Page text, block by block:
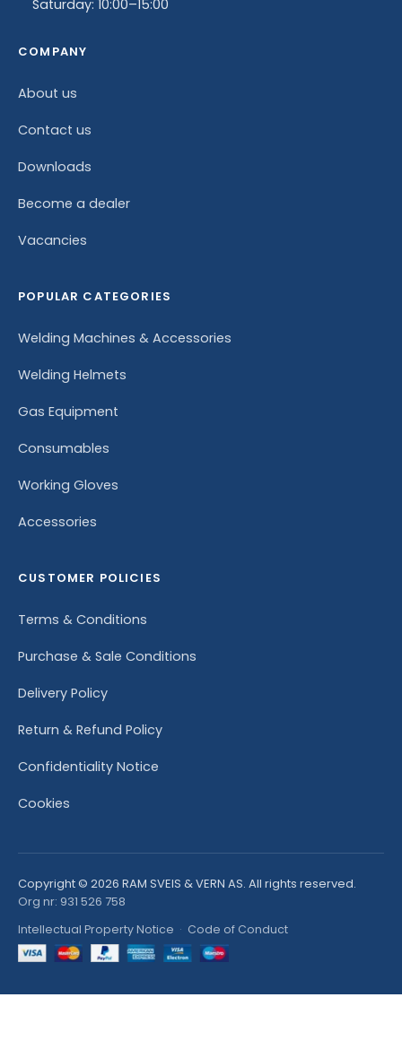
Saturday: 10:00–15:00
COMPANY
About us
Contact us
Downloads
Become a dealer
Vacancies
POPULAR CATEGORIES
Welding Machines & Accessories
Welding Helmets
Gas Equipment
Consumables
Working Gloves
Accessories
CUSTOMER POLICIES
Terms & Conditions
Purchase & Sale Conditions
Delivery Policy
Return & Refund Policy
Confidentiality Notice
Cookies
Copyright © 2026 RAM SVEIS & VERN AS. All rights reserved.
Org nr: 931 526 758
Intellectual Property Notice · Code of Conduct